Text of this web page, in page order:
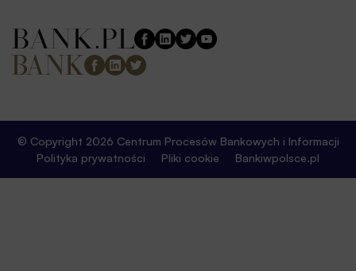
© Copyright 2026 Centrum Procesów Bankowych i Informacji
Polityka prywatności
Pliki cookie Bankiwpolsce.pl